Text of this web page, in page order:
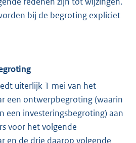
bij de begroting expliciet
uiterlijk 1 mei van het
een ontwerpbegroting (waarin
een investeringsbegroting) aan
voor het volgende
en de drie daarop volgende